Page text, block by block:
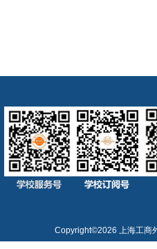
Copyright©2026 上海工商